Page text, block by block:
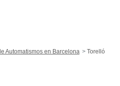
Automatismos en Barcelona Torelló